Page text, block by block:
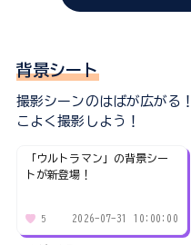
背景シート
撮影シーンのはばが広がる
こよく撮影しよう！
「ウルトラマン」の背景シー
トが新登場！
5 2026-07-31 10:00:00